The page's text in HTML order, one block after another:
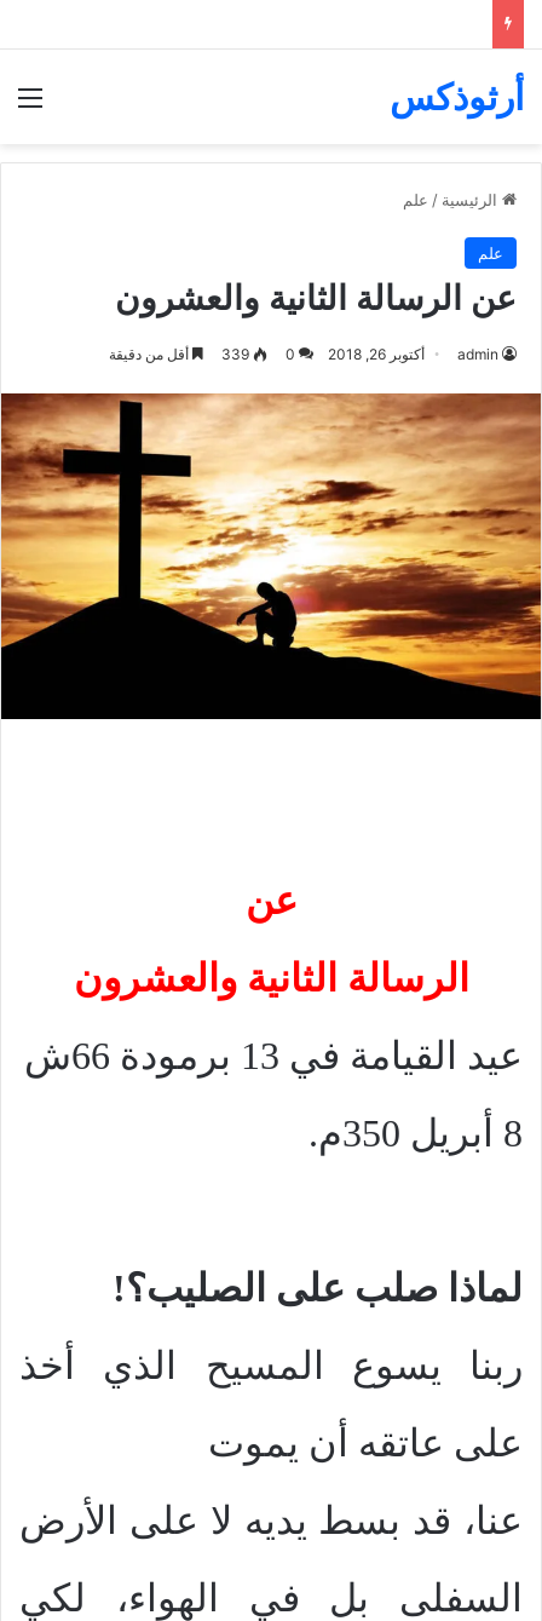
أرثوذكس
الرئيسية / علم
علم
عن الرسالة الثانية والعشرون
admin أكتوبر 26, 2018 0
339 أقل من دقيقة
عن
الرسالة الثانية والعشرون
عيد القيامة في 13 برمودة 66ش
8 أبريل 350م.
لماذا صلب على الصليب؟!
ربنا يسوع المسيح الذي أخذ
على عاتقه أن يموت
عنا، قد بسط يديه لا على الأرض
السفلى بل في الهواء، لكي